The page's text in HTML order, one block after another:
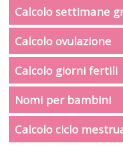
Calcolo settimane
Calcolo ovulazione
Calcolo giorni fertili
Nomi per bambini
Calcolo ciclo